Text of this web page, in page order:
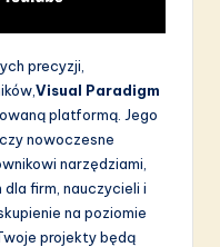
precyzji,
Visual Paradigm
platformą. Jego
nowoczesne
narzędziami,
firm, nauczycieli i
na poziomie
projekty będą